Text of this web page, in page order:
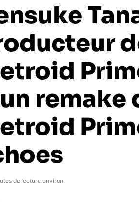
remake
de lecture environ